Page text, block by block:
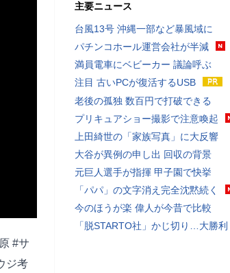
#サ
ジ考
主要ニュース
台風13号 沖縄一部など暴風域に
パチンコホール運営会社が半減
満員電車にベビーカー 議論呼ぶ
注目 古いPCが復活するUSB
老後の孤独 数百円で打破できる
プリキュアショー撮影で注意喚起
上田綺世の「家族写真」に大反響
大谷が異例の申し出 回収の背景
元巨人選手が指揮 甲子園で快挙
「パパ」の文字消え完全沈黙続く
今のほうが楽 偉人が今昔で比較
「脱STARTO社」かじ切り…大勝利